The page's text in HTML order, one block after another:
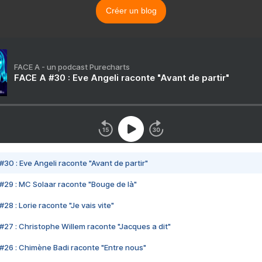
Créer un blog
FACE A - un podcast Purecharts
FACE A #30 : Eve Angeli raconte "Avant de partir"
#30 : Eve Angeli raconte "Avant de partir"
#29 : MC Solaar raconte "Bouge de là"
#28 : Lorie raconte "Je vais vite"
#27 : Christophe Willem raconte "Jacques a dit"
#26 : Chimène Badi raconte "Entre nous"